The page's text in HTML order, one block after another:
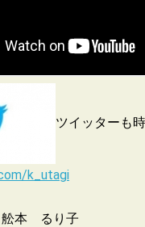
ツイッターも時
k_utagi
本 るり子